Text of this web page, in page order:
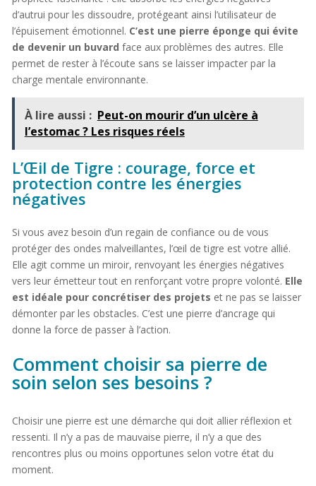
d’autrui pour les dissoudre, protégeant ainsi l’utilisateur de
l’épuisement émotionnel. C’est une pierre éponge qui évite
de devenir un buvard face aux problèmes des autres. Elle
permet de rester à l’écoute sans se laisser impacter par la
charge mentale environnante.
À lire aussi : Peut-on mourir d’un ulcère à
l’estomac ? Les risques réels
L’Œil de Tigre : courage, force et
protection contre les énergies
négatives
Si vous avez besoin d’un regain de confiance ou de vous
protéger des ondes malveillantes, l’œil de tigre est votre allié.
Elle agit comme un miroir, renvoyant les énergies négatives
vers leur émetteur tout en renforçant votre propre volonté. Elle
est idéale pour concrétiser des projets et ne pas se laisser
démonter par les obstacles. C’est une pierre d’ancrage qui
donne la force de passer à l’action.
Comment choisir sa pierre de
soin selon ses besoins ?
Choisir une pierre est une démarche qui doit allier réflexion et
ressenti. Il n’y a pas de mauvaise pierre, il n’y a que des
rencontres plus ou moins opportunes selon votre état du
moment.